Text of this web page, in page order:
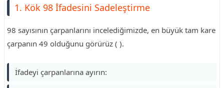
1. Kök 98 İfadesini Sadeleştirme
98 sayısının çarpanlarını incelediğimizde, en büyük tam kare
çarpanın 49 olduğunu görürüz ( ).
İfadeyi çarpanlarına ayırın: